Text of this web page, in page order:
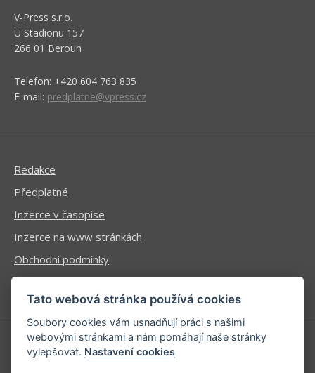
V-Press s.r.o.
U Stadionu 157
266 01 Beroun
Telefon: +420 604 763 835
E-mail: predplatne@vpress.cz
Redakce
Předplatné
Inzerce v časopise
Inzerce na www stránkách
Obchodní podmínky
Ochrana osobních údajů
Příhlášení | Registrace
Tato webová stránka používá cookies
Soubory cookies vám usnadňují práci s našimi
webovými stránkami a nám pomáhají naše stránky
vylepšovat. Nastavení cookies